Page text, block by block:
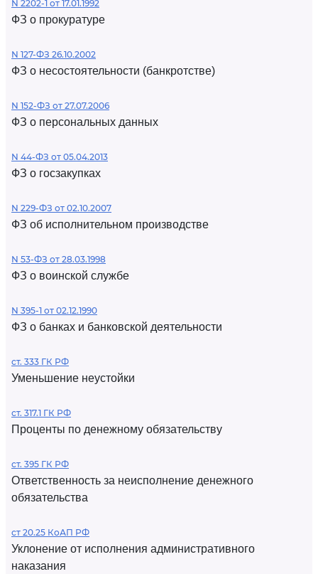
N 2202-1 от 17.01.1992
ФЗ о прокуратуре
N 127-ФЗ 26.10.2002
ФЗ о несостоятельности (банкротстве)
N 152-ФЗ от 27.07.2006
ФЗ о персональных данных
N 44-ФЗ от 05.04.2013
ФЗ о госзакупках
N 229-ФЗ от 02.10.2007
ФЗ об исполнительном производстве
N 53-ФЗ от 28.03.1998
ФЗ о воинской службе
N 395-1 от 02.12.1990
ФЗ о банках и банковской деятельности
ст. 333 ГК РФ
Уменьшение неустойки
ст. 317.1 ГК РФ
Проценты по денежному обязательству
ст. 395 ГК РФ
Ответственность за неисполнение денежного
обязательства
ст 20.25 КоАП РФ
Уклонение от исполнения административного
наказания